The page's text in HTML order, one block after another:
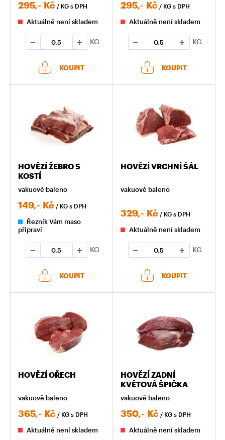
295,- Kč / KG s DPH
Aktuálně není skladem
KG
KOUPIT
295,- Kč / KG s DPH
Aktuálně není skladem
KG
KOUPIT
HOVĚZÍ ŽEBRO S
KOSTÍ
vakuově baleno
149,- Kč / KG s DPH
Řezník Vám maso
připraví
KG
KOUPIT
HOVĚZÍ VRCHNÍ ŠÁL
vakuově baleno
329,- Kč / KG s DPH
Aktuálně není skladem
KG
KOUPIT
HOVĚZÍ OŘECH
vakuově baleno
365,- Kč / KG s DPH
Aktuálně není skladem
HOVĚZÍ ZADNÍ
KVĚTOVÁ ŠPIČKA
vakuově baleno
350,- Kč / KG s DPH
Aktuálně není skladem